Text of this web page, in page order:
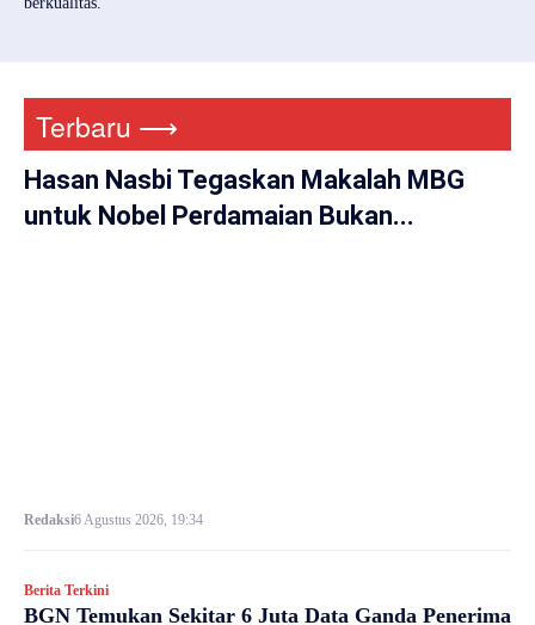
Terbaru ⟶
Hasan Nasbi Tegaskan Makalah MBG
untuk Nobel Perdamaian Bukan...
Redaksi6 Agustus 2026, 19:34
Berita Terkini
BGN Temukan Sekitar 6 Juta Data Ganda Penerima